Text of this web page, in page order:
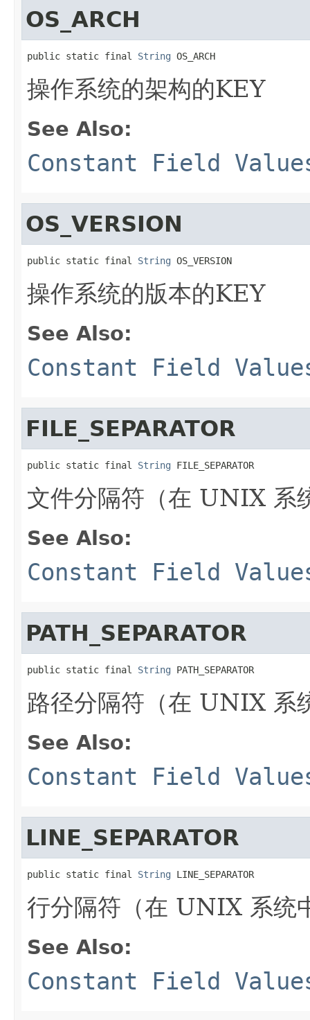
OS_ARCH
public static final String OS_ARCH
操作系统的架构的KEY
See Also:
Constant Field
OS_VERSION
public static final String OS_VERSION
操作系统的版本的KEY
See Also:
Constant Field
FILE_SEPARATOR
public static final String FILE_SEPARATOR
文件分隔符（在 UNIX 系
See Also:
Constant Field
PATH_SEPARATOR
public static final String PATH_SEPARATOR
路径分隔符（在 UNIX 系
See Also:
Constant Field
LINE_SEPARATOR
public static final String LINE_SEPARATOR
行分隔符（在 UNIX 系统
See Also:
Constant Field